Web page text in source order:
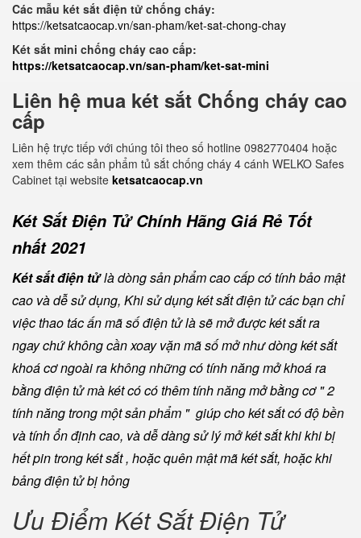
Các mẫu két sắt điện tử chống cháy:
https://ketsatcaocap.vn/san-pham/ket-sat-chong-chay
Két sắt mini chống cháy cao cấp:
https://ketsatcaocap.vn/san-pham/ket-sat-mini
Liên hệ mua két sắt Chống cháy cao
cấp
Liên hệ trực tiếp với chúng tôi theo số hotline 0982770404 hoặc
xem thêm các sản phẩm tủ sắt chống cháy 4 cánh WELKO Safes
Cabinet tại website ketsatcaocap.vn
Két Sắt Điện Tử Chính Hãng Giá Rẻ Tốt
nhất 2021
Két sắt điện tửlà dòng sản phẩm cao cấp có tính bảo mật
cao và dễ sử dụng, Khi sử dụng két sắt điện tử các bạn chỉ
việc thao tác ấn mã số điện tử là sẽ mở được két sắt ra
ngay chứ không cần xoay vặn mã số mở như dòng két sắt
khoá cơ ngoài ra không những có tính năng mở khoá ra
bằng điện tử mà két có có thêm tính năng mở bằng cơ " 2
tính năng trong một sản phẩm " giúp cho két sắt có độ bền
và tính ổn định cao, và dễ dàng sử lý mở két sắt khi khi bị
hết pin trong két sắt , hoặc quên mật mã két sắt, hoặc khi
bảng điện tử bị hỏng
Ưu Điểm Két Sắt Điện Tử